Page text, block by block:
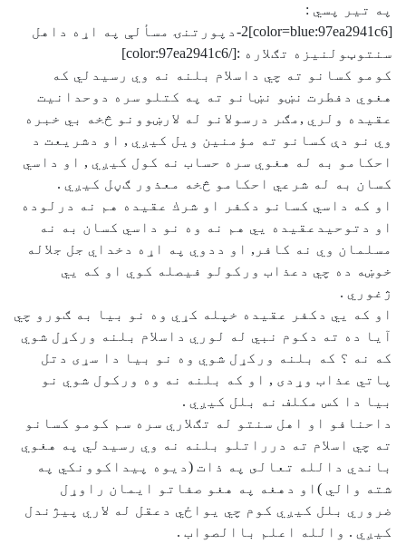
په تير پسي :
[color=blue:97ea2941c6]2-دپورتنۍ مسألې په اړه داهل
سنتوټولنيزه تګلاره :[/color:97ea2941c6]
كومو كسانو ته چي داسلام بلنه نه وي رسيدلي كه
هغوي دفطرت نښو نښانو ته په كتلو سره دوحدانيت
عقيده ولري ,مګر درسولانو له لارښوونو څخه بي خبره
وي نو دې كسانو ته مؤمنين ويل كيږي , او دشريعت د
احكامو به له هغوي سره حساب نه كول كيږي , او داسي
كسان به له شرعي احكامو څخه معذور ګڼل كيږي .
او كه داسي كسانو دكفر او شرك عقيده هم نه درلوده
او دتوحيدعقيده يي هم نه وه نو داسي كسان به نه
مسلمان وي نه كافر, او ددوي په اړه دخداي جل جلاله
خوښه ده چي دعذاب وركولو فيصله كوي او كه يي
ژغوري .
او كه يي دكفر عقيده خپله كړي وه نو بيا به ګورو چي
آيا ده ته دكوم نبي له لوري داسلام بلنه وركړل شوي
كه نه ؟ كه بلنه وركړل شوي وه نو بيا دا سړى دتل
پاتي عذاب وړدى , او كه بلنه نه وه وركول شوي نو
بيا دا كس مكلف نه بلل كيږي .
داحنافو او اهل سنتو له تګلاري سره سم كومو كسانو
ته چي اسلام ته درراتلو بلنه نه وي رسيدلي په هغوي
باندي دالله تعالى په ذات (ديوه پيداكوونكي په
شته والي )او دهغه په هغو صفاتو ايمان راوړل
ضروري بلل كيږي كوم چي يواځي دعقل له لاري پيژندل
كيږي . والله اعلم باالصواب .